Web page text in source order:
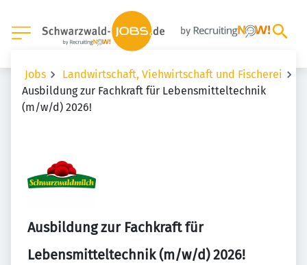
Jobs
Landwirtschaft, Viehwirtschaft und Fischerei
Ausbildung zur Fachkraft für Lebensmitteltechnik
(m/w/d) 2026!
Ausbildung zur Fachkraft für
Lebensmitteltechnik (m/w/d) 2026!